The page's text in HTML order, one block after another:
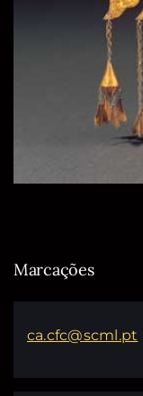
Marcações
ca.cfc@scml.pt